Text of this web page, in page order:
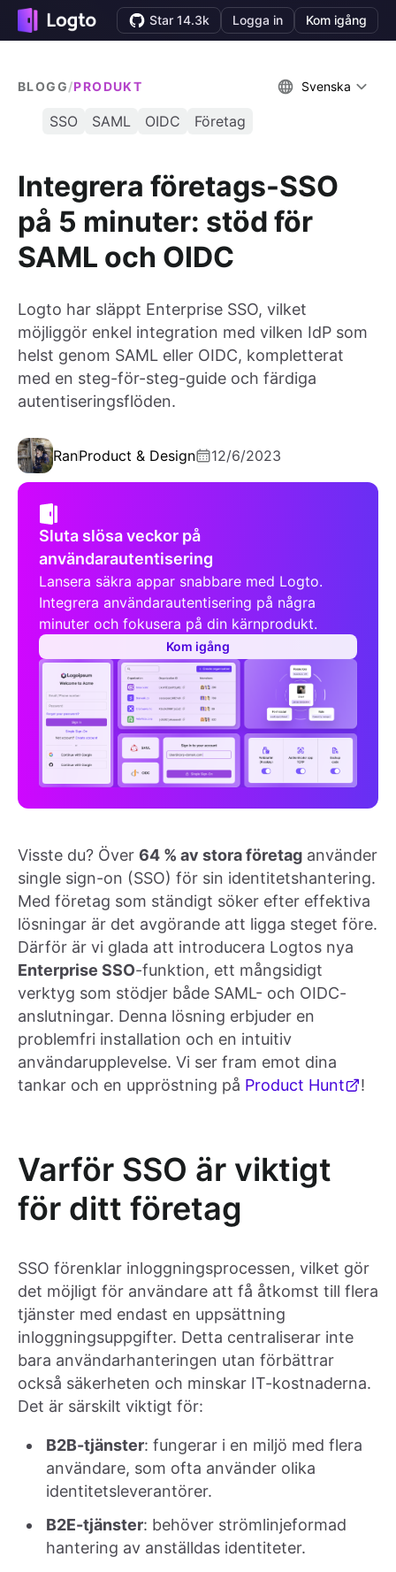
Star 14.3k Logga in Kom igång
BLOGG/PRODUKT Svenska
SSO SAML OIDC Företag
Integrera företags-SSO
på 5 minuter: stöd för
SAML och OIDC
Logto har släppt Enterprise SSO, vilket
möjliggör enkel integration med vilken IdP som
helst genom SAML eller OIDC, kompletterat
med en steg-för-steg-guide och färdiga
autentiseringsflöden.
RanProduct & Design 12/6/2023
Sluta slösa veckor på
användarautentisering
Lansera säkra appar snabbare med Logto.
Integrera användarautentisering på några
minuter och fokusera på din kärnprodukt.
Kom igång
Visste du? Över 64 % av stora företag använder
single sign-on (SSO) för sin identitetshantering.
Med företag som ständigt söker efter effektiva
lösningar är det avgörande att ligga steget före.
Därför är vi glada att introducera Logtos nya
Enterprise SSO-funktion, ett mångsidigt
verktyg som stödjer både SAML- och OIDC-
anslutningar. Denna lösning erbjuder en
problemfri installation och en intuitiv
användarupplevelse. Vi ser fram emot dina
tankar och en uppröstning på Product Hunt !
Varför SSO är viktigt
för ditt företag
SSO förenklar inloggningsprocessen, vilket gör
det möjligt för användare att få åtkomst till flera
tjänster med endast en uppsättning
inloggningsuppgifter. Detta centraliserar inte
bara användarhanteringen utan förbättrar
också säkerheten och minskar IT-kostnaderna.
Det är särskilt viktigt för:
B2B-tjänster: fungerar i en miljö med flera
användare, som ofta använder olika
identitetsleverantörer.
B2E-tjänster: behöver strömlinjeformad
hantering av anställdas identiteter.